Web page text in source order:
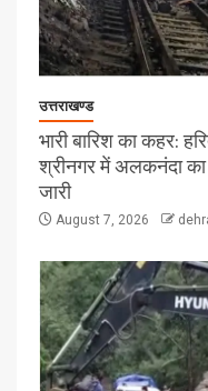
उत्तराखण्ड
भारी बारिश का कहर:
श्रीनगर में अलकनंदा
जारी
August 7, 2026